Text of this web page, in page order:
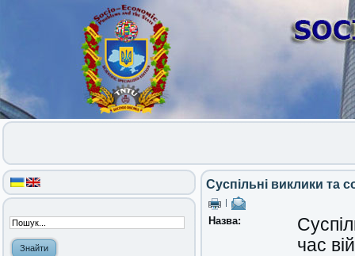
Суспільні виклики та
Назва:
час